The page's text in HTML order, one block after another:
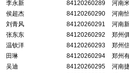
李永新 84120260289
河南
侯超杰 84120260290
河南
刘青风 84120260291
河南
张东东 84120260292
郑州
温钦洋 84120260293
郑州
田琳 84120260294
郑州
吴迪 84120260295
河南